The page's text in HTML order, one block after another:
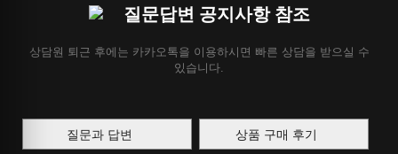
질문답변 공지사항 참조
상담원 퇴근 후에는 카카오톡을 이용하시면 빠른 상담을 받으실 수
있습니다.
질문과 답변 상품 구매 후기